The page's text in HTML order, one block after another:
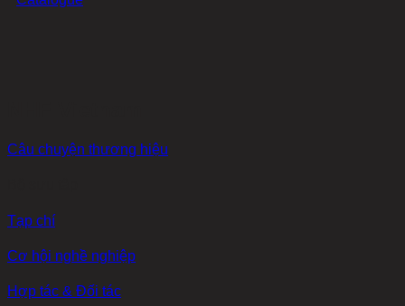
Câu chuyện thương hiệu
Tạp chí
Cơ hội nghề nghiệp
Hợp tác & Đối tác